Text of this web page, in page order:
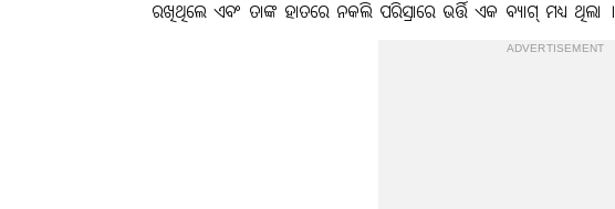
ରଖିଥିଲେ ଏବଂ ତାଙ୍କ ହାତରେ ନକଲି ପରିସ୍ରାରେ ଭର୍ତ୍ତି ଏକ ବ୍ୟାଗ୍ ମଧ୍ୟ ଥିଲା ।
ADVERTISEMENT